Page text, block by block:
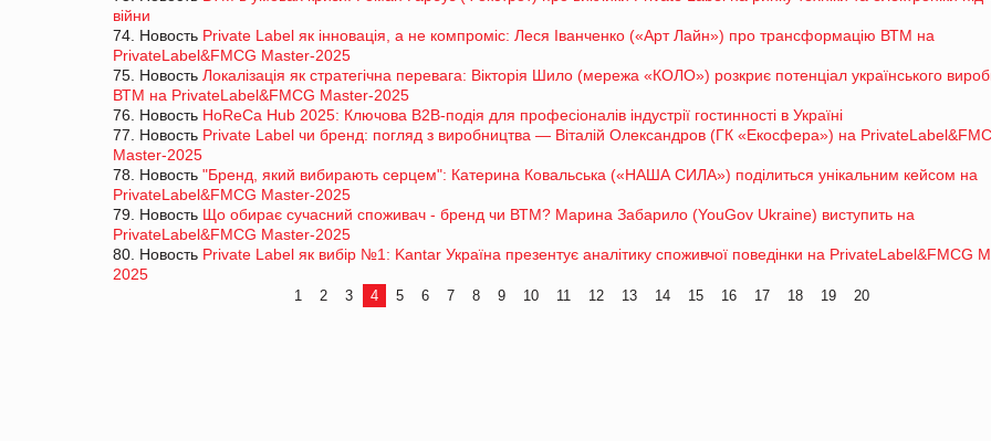
війни
74. Новость Private Label як інновація, а не компроміс: Леся Іванченко («Арт Лайн») про трансформацію ВТМ на
PrivateLabel&FMCG Master-2025
75. Новость Локалізація як стратегічна перевага: Вікторія Шило (мережа «КОЛО») розкриє потенціал українського
ВТМ на PrivateLabel&FMCG Master-2025
76. Новость HoReCa Hub 2025: Ключова B2B-подія для професіоналів індустрії гостинності в Україні
77. Новость Private Label чи бренд: погляд з виробництва — Віталій Олександров (ГК «Екосфера») на
Master-2025
78. Новость "Бренд, який вибирають серцем": Катерина Ковальська («НАША СИЛА») поділиться унікальним кейсом на
PrivateLabel&FMCG Master-2025
79. Новость Що обирає сучасний споживач - бренд чи ВТМ? Марина Забарило (YouGov Ukraine) виступить на
PrivateLabel&FMCG Master-2025
80. Новость Private Label як вибір №1: Kantar Україна презентує аналітику споживчої поведінки на PrivateLabel&FMCG
2025
1 2 3 4 5 6 7 8 9 10 11 12 13 14 15 16 17 18 19 20